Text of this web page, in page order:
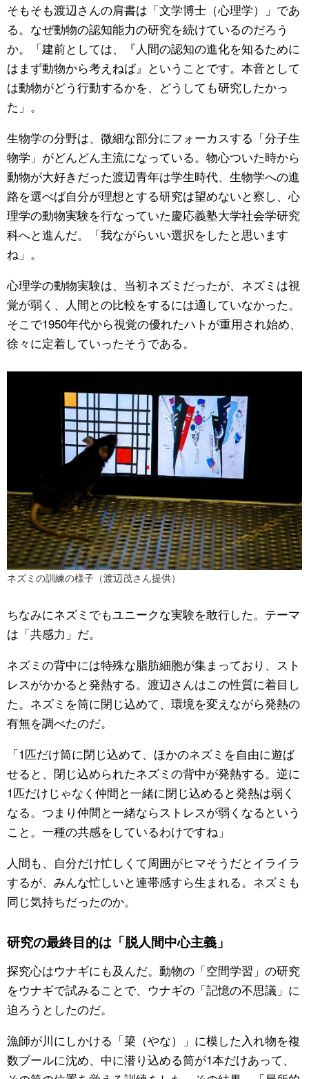
そもそも渡辺さんの肩書は「文学博士（心理学）」であ
る。なぜ動物の認知能力の研究を続けているのだろう
か。「建前としては、『人間の認知の進化を知るために
はまず動物から考えねば』ということです。本音として
は動物がどう行動するかを、どうしても研究したかっ
た」。
生物学の分野は、微細な部分にフォーカスする「分子生
物学」がどんどん主流になっている。物心ついた時から
動物が大好きだった渡辺青年は学生時代、生物学への進
路を選べば自分が理想とする研究は望めないと察し、心
理学の動物実験を行なっていた慶応義塾大学社会学研究
科へと進んだ。「我ながらいい選択をしたと思います
ね」。
心理学の動物実験は、当初ネズミだったが、ネズミは視
覚が弱く、人間との比較をするには適していなかった。
そこで1950年代から視覚の優れたハトが重用され始め、
徐々に定着していったそうである。
ネズミの訓練の様子（渡辺茂さん提供）
ちなみにネズミでもユニークな実験を敢行した。テーマ
は「共感力」だ。
ネズミの背中には特殊な脂肪細胞が集まっており、スト
レスがかかると発熱する。渡辺さんはこの性質に着目し
た。ネズミを筒に閉じ込めて、環境を変えながら発熱の
有無を調べたのだ。
「1匹だけ筒に閉じ込めて、ほかのネズミを自由に遊ば
せると、閉じ込められたネズミの背中が発熱する。逆に
1匹だけじゃなく仲間と一緒に閉じ込めると発熱は弱く
なる。つまり仲間と一緒ならストレスが弱くなるという
こと。一種の共感をしているわけですね」
人間も、自分だけ忙しくて周囲がヒマそうだとイライラ
するが、みんな忙しいと連帯感すら生まれる。ネズミも
同じ気持ちだったのか。
研究の最終目的は「脱人間中心主義」
探究心はウナギにも及んだ。動物の「空間学習」の研究
をウナギで試みることで、ウナギの「記憶の不思議」に
迫ろうとしたのだ。
漁師が川にしかける「簗（やな）」に模した入れ物を複
数プールに沈め、中に潜り込める筒が1本だけあって、